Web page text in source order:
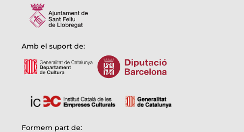
Amb el suport de:
Formem part de: